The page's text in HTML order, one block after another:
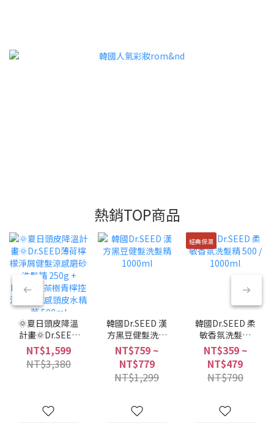
熱銷TOP商品
🌞夏日頭皮降溫
計畫🌞Dr.SEED
薄荷檸檬淨屑健
髮涼感磨砂洗髮
精 250g +
頭皮水精華
500ml
NT$1,599
NT$3,380
韓國Dr.SEED 漢
方黑豆健髮洗髮
精 1000ml
NT$759 ~
NT$779
NT$1,299
經典保濕
韓國Dr.SEED 柔
敏香氛洗髮精
500 / 1000ml
NT$359 ~
NT$479
NT$790